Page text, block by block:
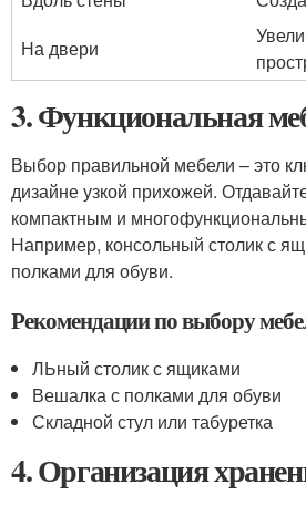
На двери
3. Функциональная
Выбор правильной мебели – это
дизайне узкой прихожей.
компактным и
Например, консольный столик с
полками для обуви.
Рекомендации по выбору
ЛЬный столик с ящиками
Вешалка с полками для обуви
Складной стул или табуретка
4. Организация